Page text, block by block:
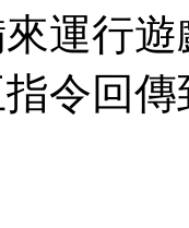
運行
令回